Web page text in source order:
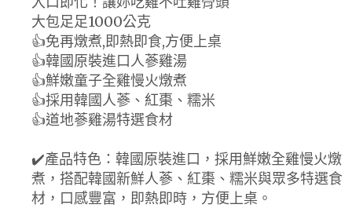
大包足足1000公克
👍免再燉煮,即熱即食,方便上桌
👍韓國原裝進口人蔘雞湯
👍鮮嫩童子全雞慢火燉煮
👍採用韓國人蔘、紅棗、糯米
👍道地蔘雞湯特選食材
✔️產品特色：韓國原裝進口，採用鮮嫩全雞慢火燉
煮，搭配韓國新鮮人蔘、紅棗、糯米與眾多特選食
材，口感豐富，即熱即時，方便上桌。